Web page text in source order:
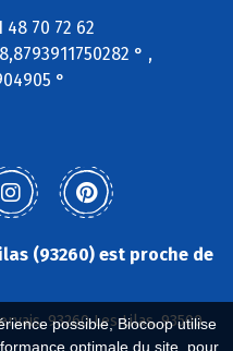
possible, Biocoop utilise
optimale du site, pour
48 70 72 62
° ,
°
(93260) est proche de
93260 Les Lilas, 93500